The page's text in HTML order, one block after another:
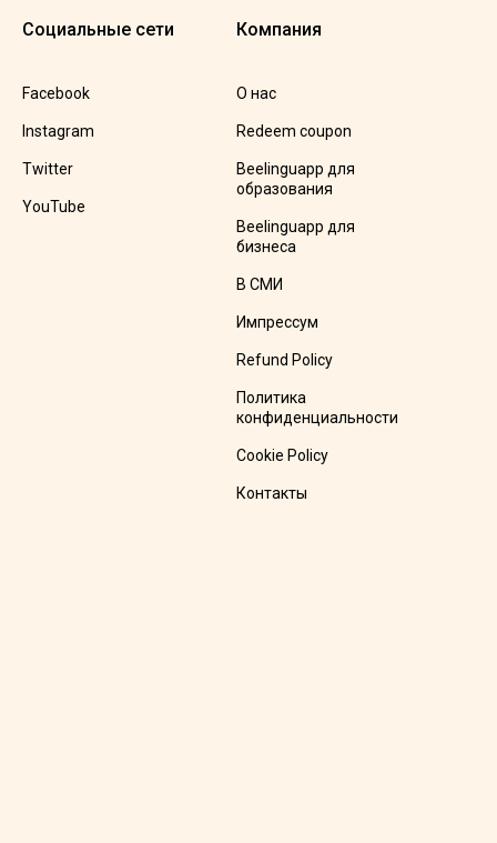
Социальные сети
Facebook
Instagram
Twitter
YouTube
Компания
О нас
Redeem coupon
Beelinguapp для
образования
Beelinguapp для
бизнеса
В СМИ
Импрессум
Refund Policy
Политика
конфиденциальности
Cookie Policy
Контакты